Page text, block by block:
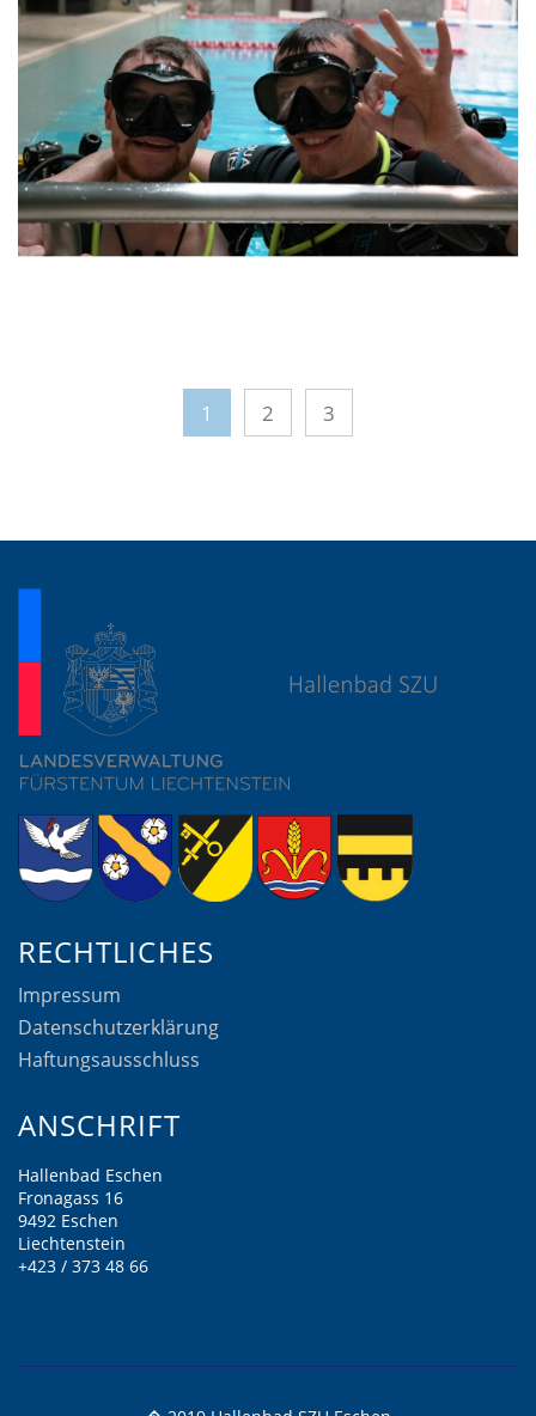
1 2 3
RECHTLICHES
Impressum
Datenschutzerklärung
Haftungsausschluss
ANSCHRIFT
Hallenbad Eschen
Fronagass 16
9492 Eschen
Liechtenstein
+423 / 373 48 66